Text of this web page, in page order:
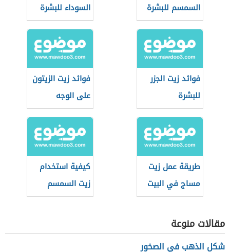
السمسم للبشرة
الدهنية
السوداء للبشرة
فوائد زيت الجزر
للبشرة
فوائد زيت الزيتون
على الوجه
طريقة عمل زيت
مساج في البيت
كيفية استخدام
زيت السمسم
للبشرة
مقالات منوعة
شكل الذهب في الصخور